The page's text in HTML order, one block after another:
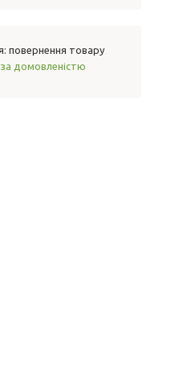
повернення товару
за домовленістю